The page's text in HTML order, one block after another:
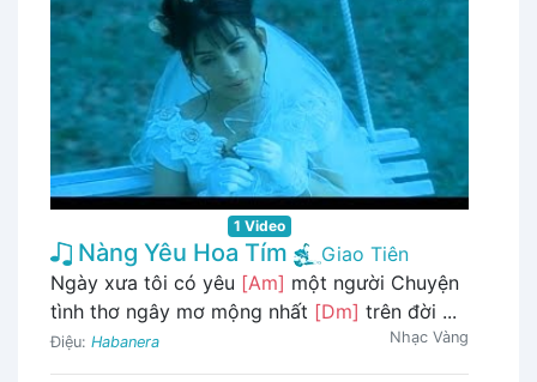
1 Video
Nàng Yêu Hoa Tím
Giao Tiên
Ngày xưa tôi có yêu [Am] một người Chuyện
tình thơ ngây mơ mộng nhất [Dm] trên đời ...
Điệu: Habanera Nhạc Vàng